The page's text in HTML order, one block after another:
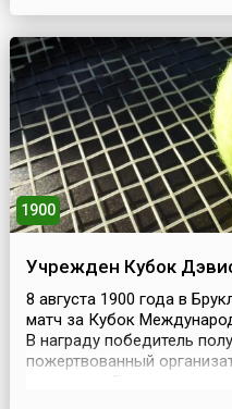
В 1911 году фирма
холодильная машина
1900
Учрежден Кубок
8 августа 1900 года в
матч за Кубок
В награду победитель
пожертвованный